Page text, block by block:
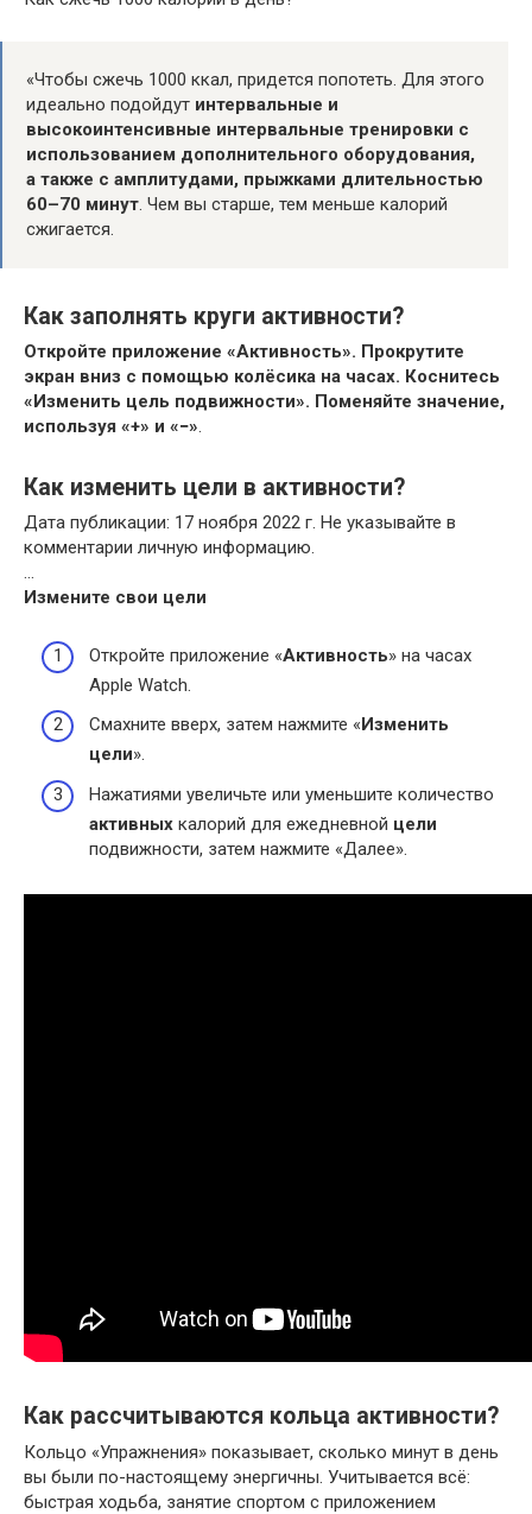
«Чтобы сжечь 1000 ккал, придется попотеть. Для этого
идеально подойдут интервальные и
высокоинтенсивные интервальные тренировки с
использованием дополнительного оборудования,
а также с амплитудами, прыжками длительностью
60–70 минут. Чем вы старше, тем меньше калорий
сжигается.
Как заполнять круги активности?
Откройте приложение «Активность». Прокрутите
экран вниз с помощью колёсика на часах. Коснитесь
«Изменить цель подвижности». Поменяйте значение,
используя «+» и «−».
Как изменить цели в активности?
Дата публикации: 17 ноября 2022 г. Не указывайте в
комментарии личную информацию.
…
Измените свои цели
Откройте приложение «Активность» на часах
Apple Watch.
Смахните вверх, затем нажмите « Изменить
цели».
Нажатиями увеличьте или уменьшите количество
активных калорий для ежедневной цели
подвижности, затем нажмите «Далее».
Как рассчитываются кольца активности?
Кольцо «Упражнения» показывает, сколько минут в день
вы были по- настоящему энергичны. Учитывается всё:
быстрая ходьба, занятие спортом с приложением